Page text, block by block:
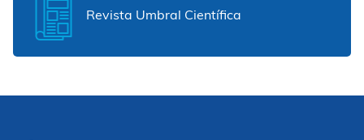
Revista Umbral Científica